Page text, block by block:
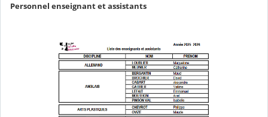
Personnel enseignant et assistants